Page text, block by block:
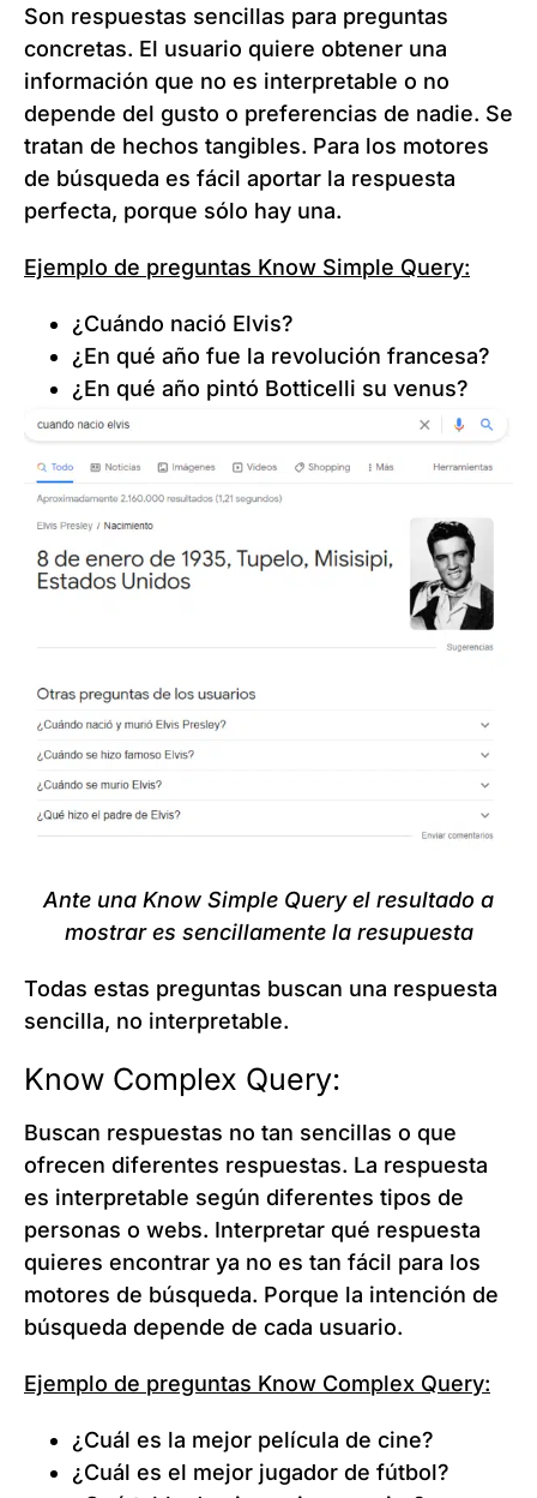
Son respuestas sencillas para preguntas
concretas. El usuario quiere obtener una
información que no es interpretable o no
depende del gusto o preferencias de nadie. Se
tratan de hechos tangibles. Para los motores
de búsqueda es fácil aportar la respuesta
perfecta, porque sólo hay una.
Ejemplo de preguntas Know Simple Query:
¿Cuándo nació Elvis?
¿En qué año fue la revolución francesa?
¿En qué año pintó Botticelli su venus?
Ante una Know Simple Query el resultado a
mostrar es sencillamente la resupuesta
Todas estas preguntas buscan una respuesta
sencilla, no interpretable.
Know Complex Query:
Buscan respuestas no tan sencillas o que
ofrecen diferentes respuestas. La respuesta
es interpretable según diferentes tipos de
personas o webs. Interpretar qué respuesta
quieres encontrar ya no es tan fácil para los
motores de búsqueda. Porque la intención de
búsqueda depende de cada usuario.
Ejemplo de preguntas Know Complex Query:
¿Cuál es la mejor película de cine?
¿Cuál es el mejor jugador de fútbol?